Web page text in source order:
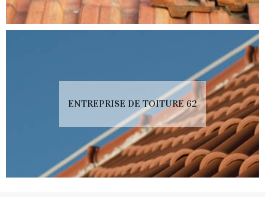
ENTREPRISE DE TOITURE 62